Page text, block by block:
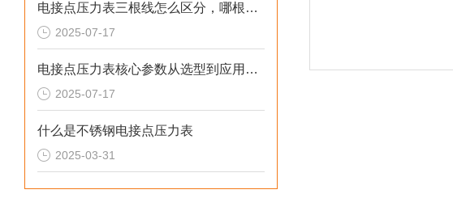
电接点压力表三根线怎么区分，哪根是公共端
2025-07-17
电接点压力表核心参数从选型到应用的系统化指南
2025-07-17
什么是不锈钢电接点压力表
2025-03-31